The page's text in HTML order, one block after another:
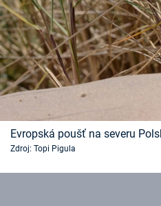
Evropská poušť na severu
Zdroj: Topi Pigula